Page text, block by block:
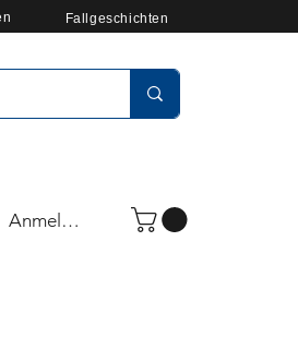
Fallgeschichten
Anmelden